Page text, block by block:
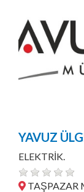
YAVUZ
ELEKTRİK.
TAŞPAZAR